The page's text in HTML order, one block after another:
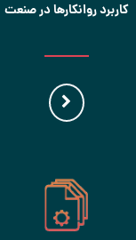
کاربرد روانکارها در صنعت